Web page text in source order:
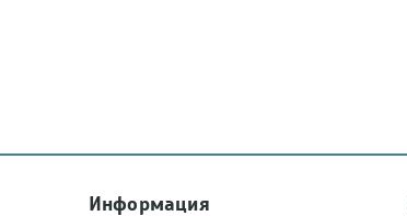
Информация